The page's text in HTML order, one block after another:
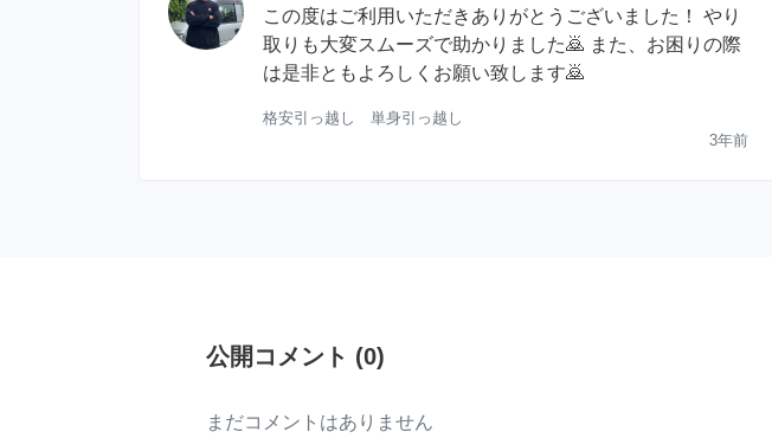
この度はご利用いただきありがとうございました！ やり
取りも大変スムーズで助かりました🙇 また、お困りの際
は是非ともよろしくお願い致します🙇
格安引っ越し 単身引っ越し
3年前
公開コメント (0)
まだコメントはありません